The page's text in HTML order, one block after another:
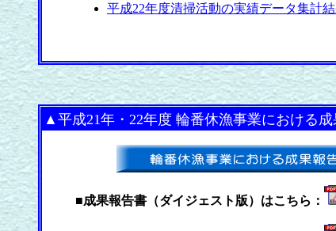
平成22年度清掃活動の実績データ集計
▲ 平成21年・22年度 輪番休漁事業における
■成果報告書（ダイジェスト版）はこちら：